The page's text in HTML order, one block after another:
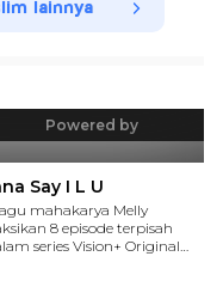
lainnya